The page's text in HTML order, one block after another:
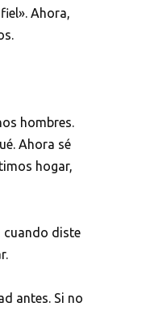
Ahora,
hombres.
Ahora sé
hogar,
cuando diste
antes. Si no